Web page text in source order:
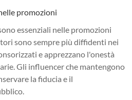
promozioni
essenziali nelle promozioni
sono sempre più diffidenti nei
e apprezzano l'onestà
Gli influencer che mantengono
la fiducia e il